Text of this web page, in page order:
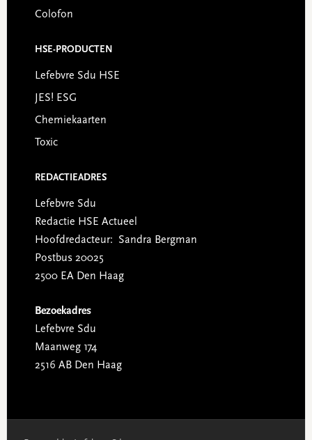
Colofon
HSE-PRODUCTEN
Lefebvre Sdu HSE
JES! ESG
Chemiekaarten
Toxic
REDACTIEADRES
Lefebvre Sdu
Redactie HSE Actueel
Hoofdredacteur: Sandra Bergman
Postbus 20025
2500 EA Den Haag
Bezoekadres
Lefebvre Sdu
Maanweg 174
2516 AB Den Haag